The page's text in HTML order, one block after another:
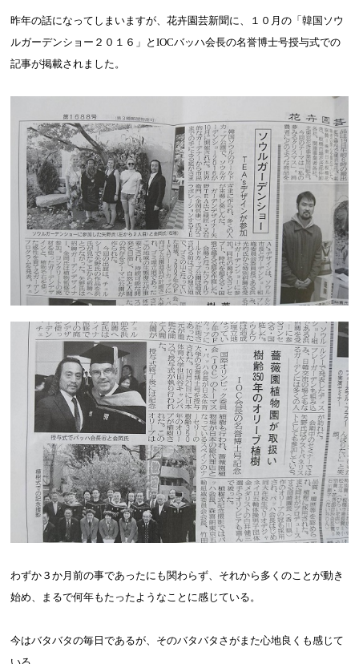
昨年の話になってしまいますが、花卉園芸新聞に、１０月の「韓国ソウ
ルガーデンショー２０１６」とIOCバッハ会長の名誉博士号授与式での
記事が掲載されました。
わずか３か月前の事であったにも関わらず、それから多くのことが動き
始め、まるで何年もたったようなことに感じている。
今はバタバタの毎日であるが、そのバタバタさがまた心地良くも感じて